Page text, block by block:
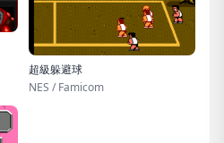
超級躲避球
NES / Famicom